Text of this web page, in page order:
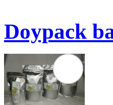
Doypack